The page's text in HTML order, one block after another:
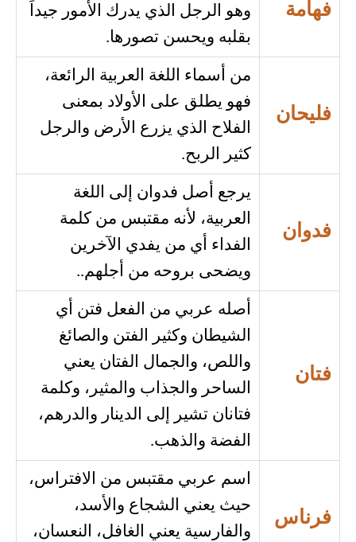
فهامة
وهو الرجل الذي يدرك الأمور جيداً
بقلبه ويحسن تصورها.
فليحان
من أسماء اللغة العربية الرائعة،
فهو يطلق على الأولاد بمعنى
الفلاح الذي يزرع الأرض والرجل
كثير الربح.
فدوان
يرجع أصل فدوان إلى اللغة
العربية، لأنه مقتبس من كلمة
الفداء أي من يفدي الآخرين
ويضحى بروحه من أجلهم..
فتان
أصله عربي من الفعل فتن أي
الشيطان وكثير الفتن والصائغ
واللص، والجمال الفتان يعني
الساحر والجذاب والمثير، وكلمة
فتانان تشير إلى الدينار والدرهم،
الفضة والذهب.
فرناس
اسم عربي مقتبس من الافتراس،
حيث يعني الشجاع والأسد،
والفارسية يعني الغافل، النعسان،